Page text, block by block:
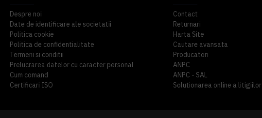
Despre noi
Date de identificare ale societatii
Politica cookie
Politica de confidentialitate
Termeni si conditii
Prelucrarea datelor cu caracter personal
Cum comand
Certificari ISO
Contact
Returnari
Harta Site
Cautare avansata
Producatori
ANPC
ANPC - SAL
Solutionarea online a litigiilor